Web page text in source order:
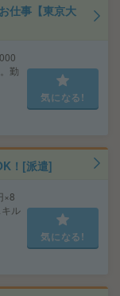
仕事【東京大
勤
気になる!
！[派遣]
×8
ル
気になる!